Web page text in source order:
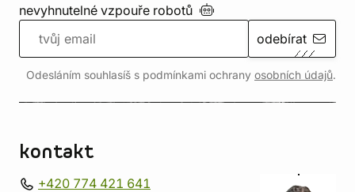
nevyhnutelné vzpouře robotů
odebírat
Odesláním souhlasíš s podmínkami ochrany osobních údajů.
kontakt
+420 774 421 641